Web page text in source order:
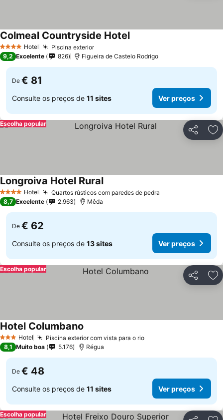
4 EstrelasHotel Piscina exterior
Colmeal Countryside Hotel
9,2 Excelente 826 Figueira de Castelo Rodrigo
De € 81
Consulte os preços de 11 sites Ver preços
Partilhar
Escolha popular
4 EstrelasHotel Quartos rústicos com paredes de pedra
Longroiva Hotel Rural
8,7 Excelente 2.963 Mêda
De € 62
Consulte os preços de 13 sites Ver preços
Partilhar
Escolha popular
3 EstrelasHotel Piscina exterior com vista para o rio
Hotel Columbano
8,1 Muito boa 5.176 Régua
De € 48
Consulte os preços de 11 sites Ver preços
Escolha popular